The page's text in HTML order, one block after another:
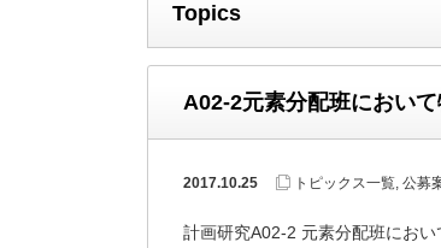
Topics
A02-2元素分配班におい
2017.10.25 トピックス一覧, 公募
計画研究A02-2 元素分配班にお